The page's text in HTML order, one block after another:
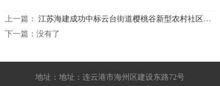
上一篇： 江苏海建成功中标云台街道樱桃谷新型农村社区混凝土项目
下一篇：没有了
地址：地址：连云港市海州区建设东路72号